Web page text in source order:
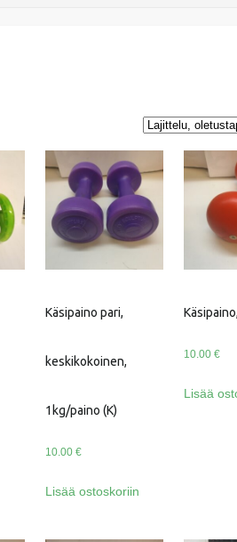
Käsipaino pari,
keskikokoinen,
1kg/paino (K)
10.00 €
Lisää ostoskoriin
10.00€
Lisää